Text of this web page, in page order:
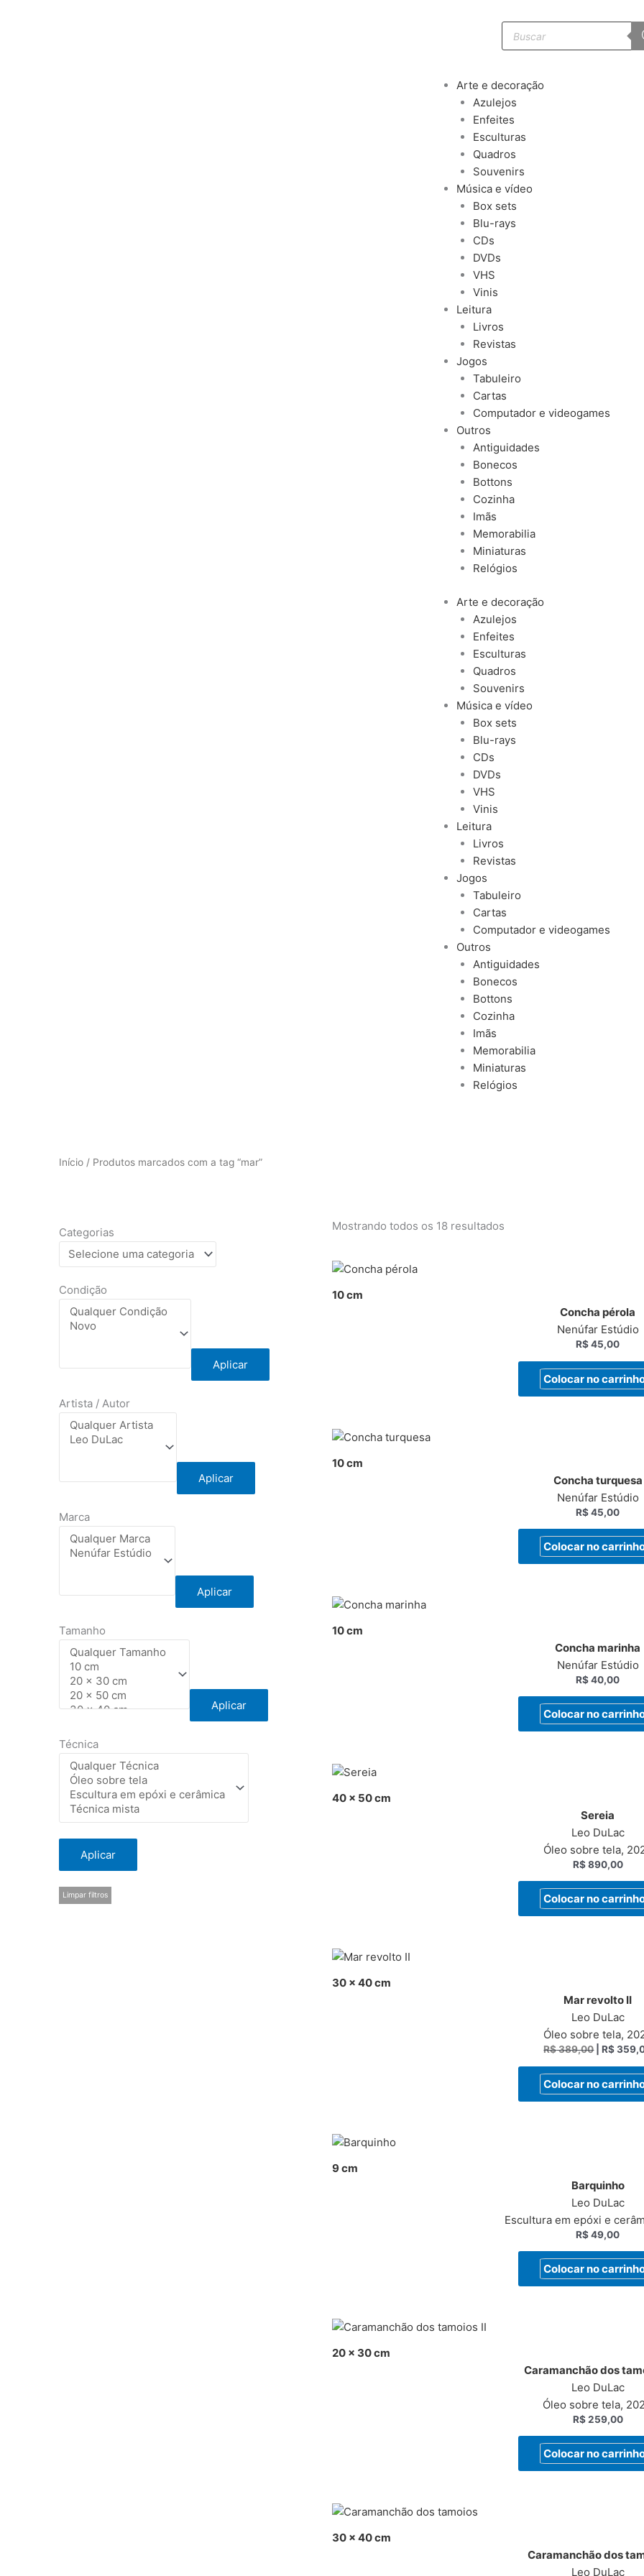
Pesquisar
produtos
Arte e decoração
Azulejos
Enfeites
Esculturas
Quadros
Souvenirs
Música e vídeo
Box sets
Blu-rays
CDs
DVDs
VHS
Vinis
Leitura
Livros
Revistas
Jogos
Tabuleiro
Cartas
Computador e videogames
Outros
Antiguidades
Bonecos
Bottons
Cozinha
Imãs
Memorabilia
Miniaturas
Relógios
Arte e decoração
Azulejos
Enfeites
Esculturas
Quadros
Souvenirs
Música e vídeo
Box sets
Blu-rays
CDs
DVDs
VHS
Vinis
Leitura
Livros
Revistas
Jogos
Tabuleiro
Cartas
Computador e videogames
Outros
Antiguidades
Bonecos
Bottons
Cozinha
Imãs
Memorabilia
Miniaturas
Relógios
Início / Produtos marcados com a tag “mar”
Categorias
Condição
Aplicar
Artista / Autor
Aplicar
Marca
Aplicar
Tamanho
Aplicar
Técnica
Aplicar
Limpar filtros
Mostrando todos os 18 resultados
10 cm
Concha pérola
Nenúfar Estúdio
R$45,00
Colocar no
10 cm
Concha turquesa
Nenúfar Estúdio
R$45,00
Colocar no
10 cm
Concha marinha
Nenúfar Estúdio
R$40,00
Colocar no
40 x 50 cm
Sereia
Leo DuLac
Óleo sobre tela,
R$890,00
Colocar no
30 x 40 cm
Mar revolto II
Leo DuLac
Óleo sobre tela,
R$389,00|R$
Colocar no
9 cm
Barquinho
Leo DuLac
Escultura em epóxi e
R$49,00
Colocar no
20 x 30 cm
Caramanchão dos
Leo DuLac
Óleo sobre tela,
R$259,00
Colocar no
30 x 40 cm
Caramanchão dos
Leo DuLac